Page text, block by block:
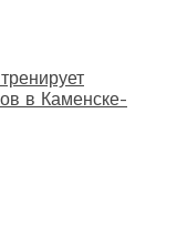
в Каменске-